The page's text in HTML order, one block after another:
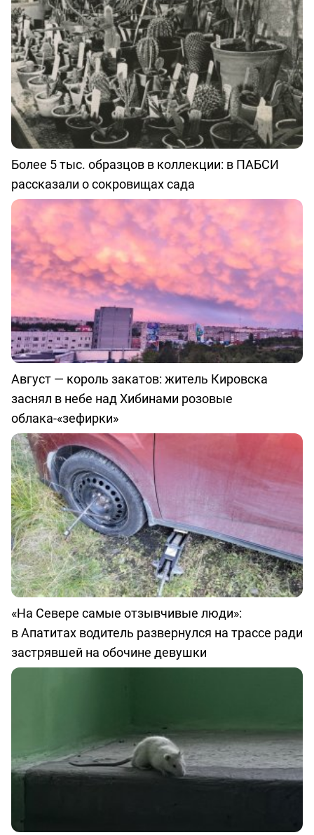
Более 5 тыс. образцов в коллекции: в ПАБСИ
рассказали о сокровищах сада
Август — король закатов: житель Кировска
заснял в небе над Хибинами розовые
облака-«зефирки»
«На Севере самые отзывчивые люди»:
в Апатитах водитель развернулся на трассе ради
застрявшей на обочине девушки